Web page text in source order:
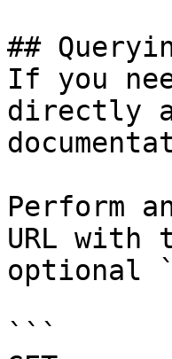
##
If you
directly
Perform
URL with
optional
```